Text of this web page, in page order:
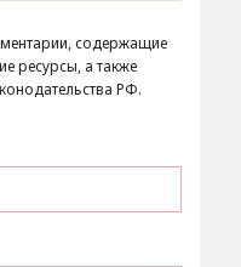
содержащие
ресурсы, а также
РФ.